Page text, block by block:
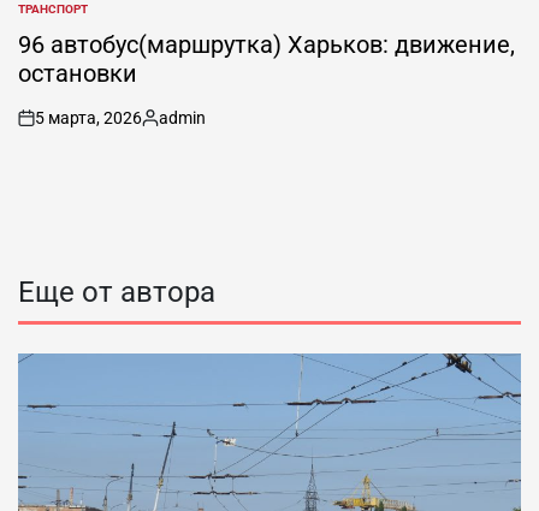
ОПУБЛИКОВАНО
В
ТРАНСПОРТ
96 автобус(маршрутка) Харьков: движение,
остановки
on
5 марта, 2026
Запись
admin
Еще от автора